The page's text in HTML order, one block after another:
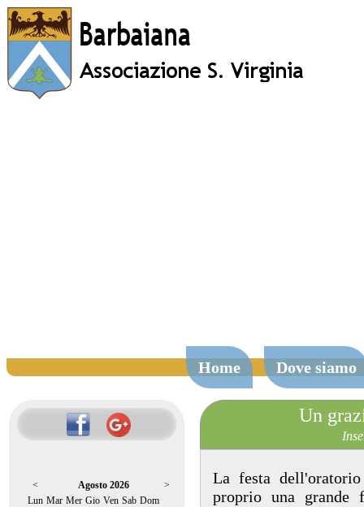
Home Dove siamo
< Agosto 2026
>
Lun Mar Mer Gio Ven Sab Dom
Un
La festa
proprio una